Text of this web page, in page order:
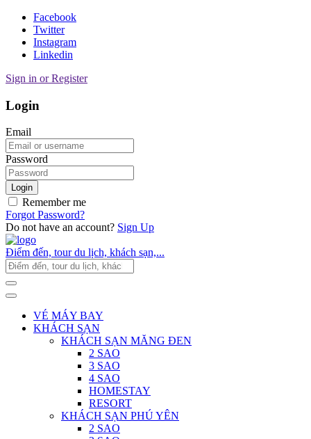
Facebook
Twitter
Instagram
Linkedin
Sign in or Register
Login
Email
Password
Login
Remember me
Forgot Password?
Do not have an account? Sign Up
Điểm đến, tour du lịch, khách sạn,...
VÉ MÁY BAY
KHÁCH SẠN
KHÁCH SẠN MĂNG ĐEN
2 SAO
3 SAO
4 SAO
HOMESTAY
RESORT
KHÁCH SẠN PHÚ YÊN
2 SAO